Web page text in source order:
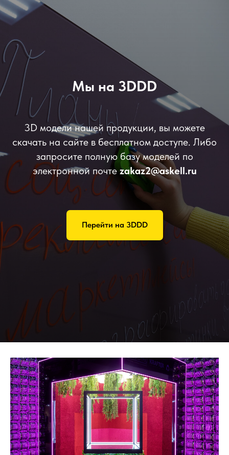
Мы на 3DDD
3D модели нашей продукции, вы можете
скачать на сайте в бесплатном доступе. Либо
запросите полную базу моделей по
электронной почте zakaz2@askell.ru
Перейти на 3DDD